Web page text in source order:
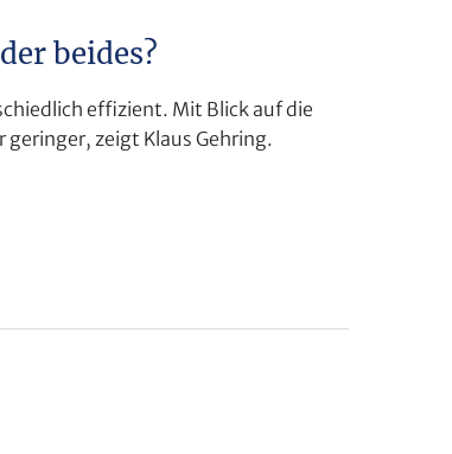
beides?
effizient. Mit Blick auf die
zeigt Klaus Gehring.